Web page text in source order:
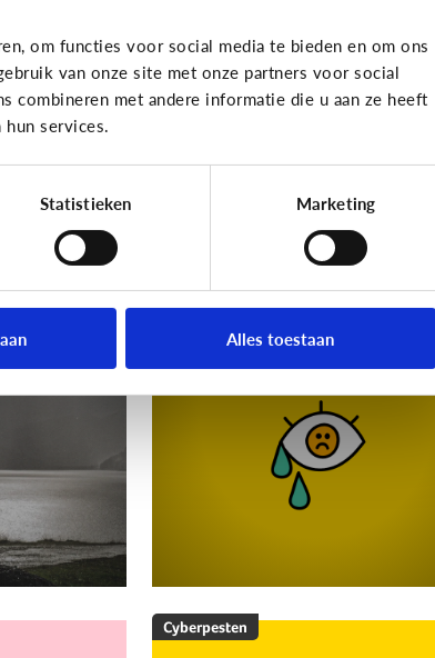
om functies voor social media te bieden en om ons
van onze site met onze partners voor social
combineren met andere informatie die u aan ze heeft
services.
Statistieken Marketing
Alles toestaan
cyberpesten. Er is pas sprake
van pesten als negatief gedrag
drie kenmerken heeft ...
5 tips voor als je kind
slachtoffer is van
cyberpesten
Cyberpesten